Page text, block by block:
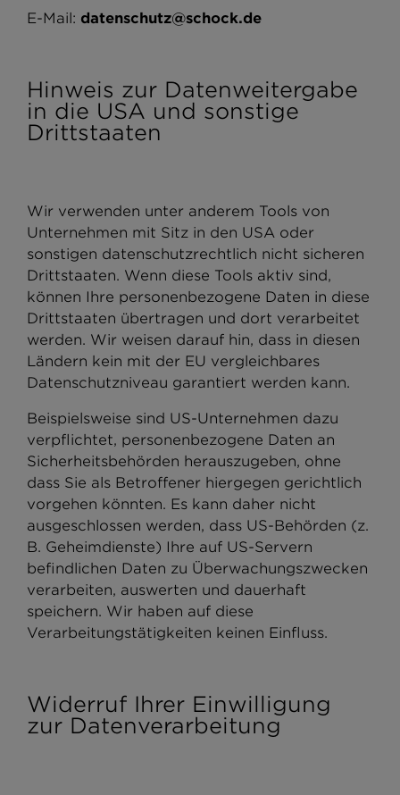
E-Mail: datenschutz@schock.de
Hinweis zur Datenweitergabe
in die USA und sonstige
Drittstaaten
Wir verwenden unter anderem Tools von
Unternehmen mit Sitz in den USA oder
sonstigen datenschutzrechtlich nicht sicheren
Drittstaaten. Wenn diese Tools aktiv sind,
können Ihre personenbezogene Daten in diese
Drittstaaten übertragen und dort verarbeitet
werden. Wir weisen darauf hin, dass in diesen
Ländern kein mit der EU vergleichbares
Datenschutzniveau garantiert werden kann.
Beispielsweise sind US-Unternehmen dazu
verpflichtet, personenbezogene Daten an
Sicherheitsbehörden herauszugeben, ohne
dass Sie als Betroffener hiergegen gerichtlich
vorgehen könnten. Es kann daher nicht
ausgeschlossen werden, dass US-Behörden (z.
B. Geheimdienste) Ihre auf US-Servern
befindlichen Daten zu Überwachungszwecken
verarbeiten, auswerten und dauerhaft
speichern. Wir haben auf diese
Verarbeitungstätigkeiten keinen Einfluss.
Widerruf Ihrer Einwilligung
zur Datenverarbeitung